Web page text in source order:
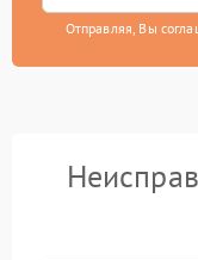
Отправляя, Вы